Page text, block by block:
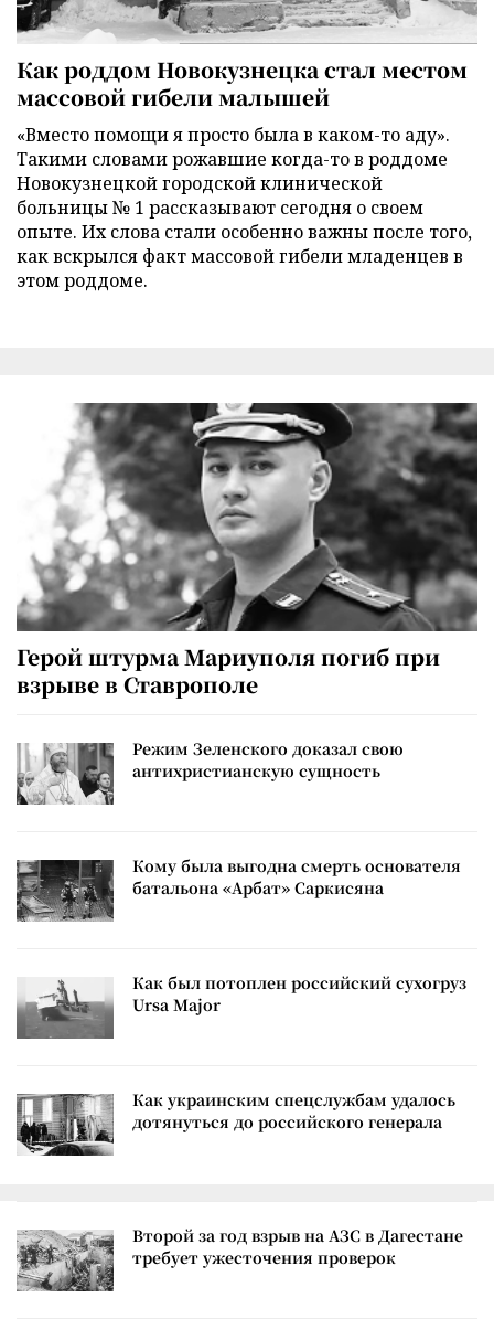
Как роддом Новокузнецка стал местом
массовой гибели малышей
«Вместо помощи я просто была в каком-то аду».
Такими словами рожавшие когда-то в роддоме
Новокузнецкой городской клинической
больницы № 1 рассказывают сегодня о своем
опыте. Их слова стали особенно важны после того,
как вскрылся факт массовой гибели младенцев в
этом роддоме.
Герой штурма Мариуполя погиб при
взрыве в Ставрополе
Режим Зеленского доказал свою
антихристианскую сущность
Кому была выгодна смерть основателя
батальона «Арбат» Саркисяна
Как был потоплен российский сухогруз
Ursa Major
Как украинским спецслужбам удалось
дотянуться до российского генерала
Второй за год взрыв на АЗС в Дагестане
требует ужесточения проверок